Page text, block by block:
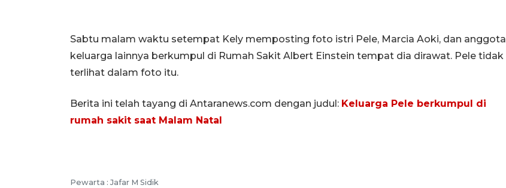
Sabtu malam waktu setempat Kely memposting foto istri Pele, Marcia Aoki, dan anggota
keluarga lainnya berkumpul di Rumah Sakit Albert Einstein tempat dia dirawat. Pele tidak
terlihat dalam foto itu.
Berita ini telah tayang di Antaranews.com dengan judul: Keluarga Pele berkumpul di
rumah sakit saat Malam Natal
Pewarta : Jafar M Sidik